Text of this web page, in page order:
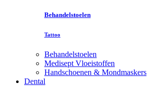
Behandelstoelen
Tattoo
Behandelstoelen
Medisept Vloeistoffen
Handschoenen & Mondmaskers
Dental